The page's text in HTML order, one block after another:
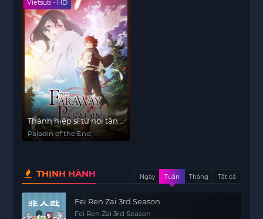
Vietsub - HD
Thánh hiệp sĩ từ nơi tận
cùng
Paladin of the End,
THỊNH HÀNH Ngày Tuần Tháng Tất cả
Fei Ren Zai 3rd Season
Fei Ren Zai 3rd Season